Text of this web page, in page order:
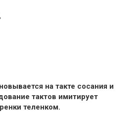
на такте сосания и
тактов имитирует
теленком.